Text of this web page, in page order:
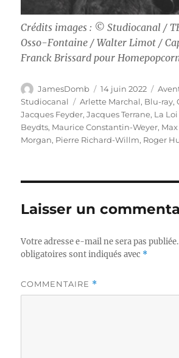
Crédits images : © Studiocanal /
Osso-Fontaine / Walter Limot /
Franck Brissard pour
Auteur
JamesDomb
Publié
le
14 juin 2022
Studiocanal
Étiquettes
Arlette Marchal, Blu-ray,
Jacques Feyder,Jacques Terrane, La
Beydts, Maurice Constantin-Weyer,
Morgan, Pierre Richard-Willm, Roger
Laisser un
Votre adresse e-mail ne sera pas publiée.
obligatoires sont indiqués avec *
COMMENTAIRE *